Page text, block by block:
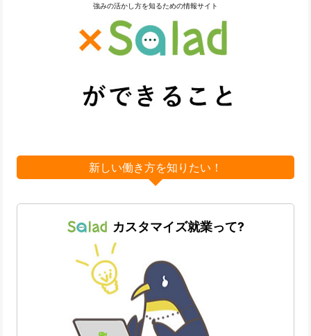
強みの活かし方を知るための情報サイト
新しい働き方を知りたい！
カスタマイズ就業って?